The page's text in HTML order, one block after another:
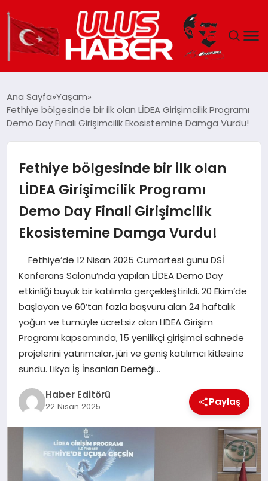
DÜNYA
SIYASET
TEKNOLOJI
MAGAZIN
SPOR
YAŞAM
Ana Sayfa Yaşam
Fethiye bölgesinde bir ilk olan LİDEA Girişimcilik Programı
Demo Day Finali Girişimcilik Ekosistemine Damga Vurdu!
Fethiye bölgesinde bir ilk olan
LİDEA Girişimcilik Programı
Demo Day Finali Girişimcilik
Ekosistemine Damga Vurdu!
Fethiye’de 12 Nisan 2025 Cumartesi günü DSİ
Konferans Salonu’nda yapılan LİDEA Demo Day
etkinliği büyük bir katılımla gerçekleştirildi. 20 Ekim’de
başlayan ve 60’tan fazla başvuru alan 24 haftalık
yoğun ve tümüyle ücretsiz olan LIDEA Girişim
Programı kapsamında, 15 yenilikçi girişimci sahnede
projelerini yatırımcılar, jüri ve geniş katılımcı kitlesine
sundu. Likya İş İnsanları Derneği…
Haber Editörü
22 Nisan 2025 Paylaş